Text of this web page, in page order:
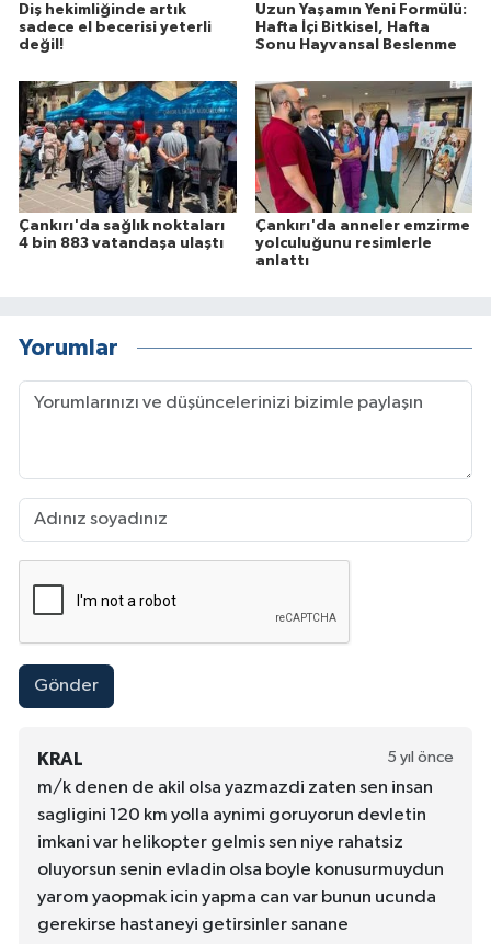
Diş hekimliğinde artık
sadece el becerisi yeterli
değil!
Uzun Yaşamın Yeni Formülü:
Hafta İçi Bitkisel, Hafta
Sonu Hayvansal Beslenme
Çankırı'da sağlık noktaları
4 bin 883 vatandaşa ulaştı
Çankırı'da anneler emzirme
yolculuğunu resimlerle
anlattı
Yorumlar
Gönder
KRAL 5 yıl önce
m/k denen de akil olsa yazmazdi zaten sen insan
sagligini 120 km yolla aynimi goruyorun devletin
imkani var helikopter gelmis sen niye rahatsiz
oluyorsun senin evladin olsa boyle konusurmuydun
yarom yaopmak icin yapma can var bunun ucunda
gerekirse hastaneyi getirsinler sanane